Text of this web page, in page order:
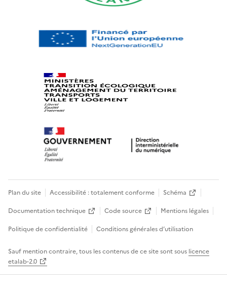
Plan du site Accessibilité : totalement conforme
Schéma
Documentation technique
Code source
Mentions légales
Politique de confidentialité
Conditions générales d’utilisation
Sauf mention contraire, tous les contenus de ce site sont sous licence
etalab-2.0